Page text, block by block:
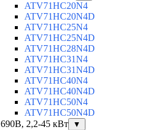
ATV71HC20N4
ATV71HC20N4D
ATV71HC25N4
ATV71HC25N4D
ATV71HC28N4D
ATV71HC31N4
ATV71HC31N4D
ATV71HC40N4
ATV71HC40N4D
ATV71HC50N4
ATV71HC50N4D
690В, 2,2-45 кВт
▼